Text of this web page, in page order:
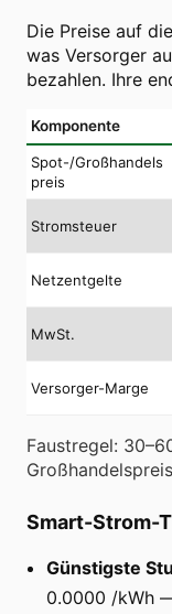
Die Preise auf
was Versorger
bezahlen. Ihre
Komponente
Spot-/Großhandels
preis
Stromsteuer
Netzentgelte
MwSt.
Versorger-Marge
Faustregel:
Smart-Strom-
Günstigste
0.0000 /kWh